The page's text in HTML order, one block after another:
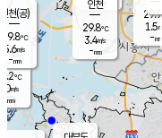
의도
℃
m/s
mm
mm
29.9
1.5m/s
-mm
인천(공)
29.8℃
5.6m/s
-mm
인천
29.8℃
3.4m/s
-mm